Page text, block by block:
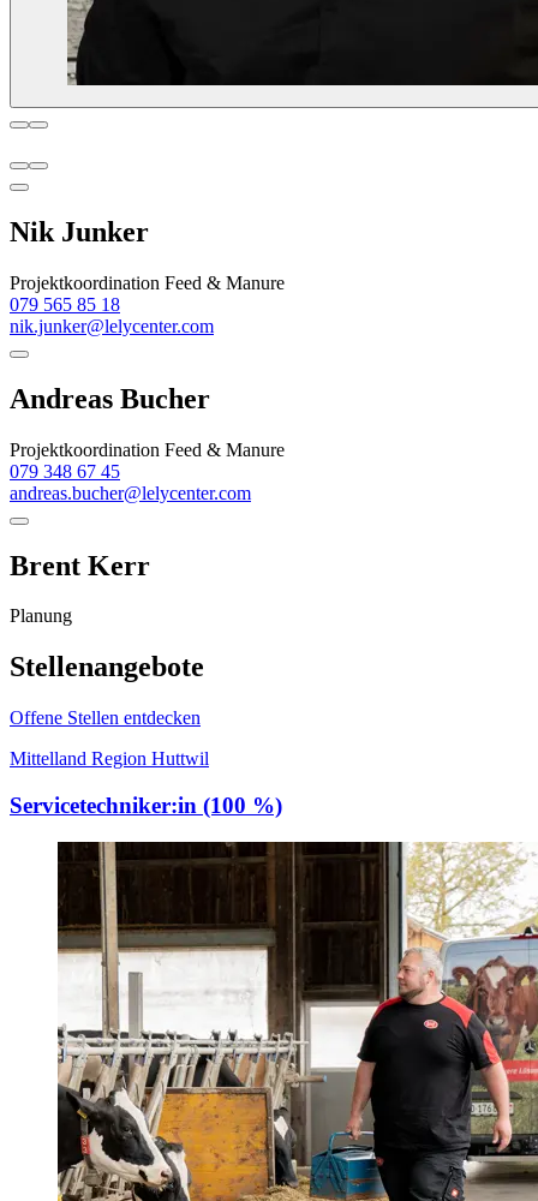
Nik Junker
Projektkoordination Feed & Manure
079 565 85 18
nik.junker@lelycenter.com
Andreas Bucher
Projektkoordination Feed & Manure
079 348 67 45
andreas.bucher@lelycenter.com
Brent Kerr
Planung
Stellenangebote
Offene Stellen entdecken
Mittelland Region Huttwil
Servicetechniker:in (100 %)